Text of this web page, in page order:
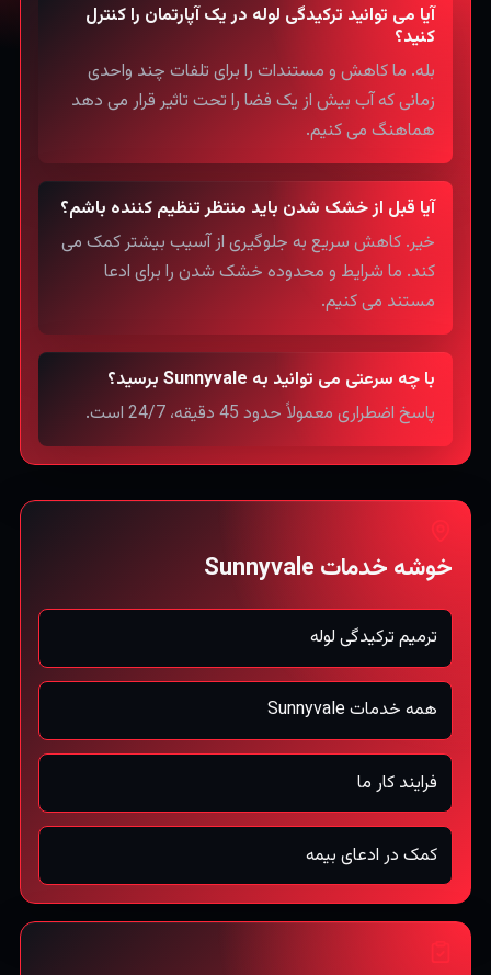
آیا می توانید ترکیدگی لوله در یک آپارتمان را کنترل
کنید؟
بله. ما کاهش و مستندات را برای تلفات چند واحدی
زمانی که آب بیش از یک فضا را تحت تاثیر قرار می دهد
هماهنگ می کنیم.
آیا قبل از خشک شدن باید منتظر تنظیم کننده باشم؟
خیر. کاهش سریع به جلوگیری از آسیب بیشتر کمک می
کند. ما شرایط و محدوده خشک شدن را برای ادعا
مستند می کنیم.
با چه سرعتی می توانید به Sunnyvale برسید؟
پاسخ اضطراری معمولاً حدود 45 دقیقه، 24/7 است.
خوشه خدمات Sunnyvale
ترمیم ترکیدگی لوله
همه خدمات Sunnyvale
فرایند کار ما
کمک در ادعای بیمه